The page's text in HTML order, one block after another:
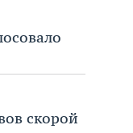
скорой